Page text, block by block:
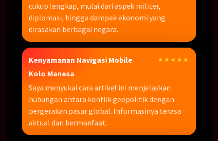
cukup lengkap, mulai dari aspek militer,
diplomasi, hingga dampak ekonomi yang
dirasakan berbagai negara.
Kenyamanan Navigasi Mobile ★★★★★
Kolo Manesa
Saya menyukai cara artikel ini menjelaskan
hubungan antara konflik geopolitik dengan
pergerakan pasar global. Informasinya terasa
aktual dan bermanfaat.